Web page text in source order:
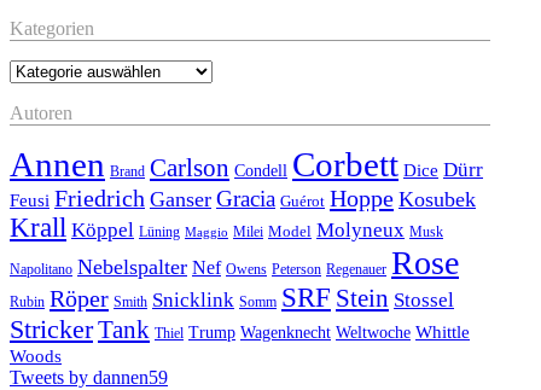
Kategorien
Kategorien
Autoren
Annen Brand Carlson Condell Corbett Dice Dürr
Feusi Friedrich Ganser Gracia Guérot Hoppe Kosubek
Krall Köppel Lüning Maggio Milei Model Molyneux Musk
Napolitano Nebelspalter Nef Owens Peterson Regenauer Rose
Rubin Röper Smith Snicklink Somm SRF Stein Stossel
StrickerTank Thiel Trump Wagenknecht Weltwoche Whittle
Woods
Tweets by dannen59